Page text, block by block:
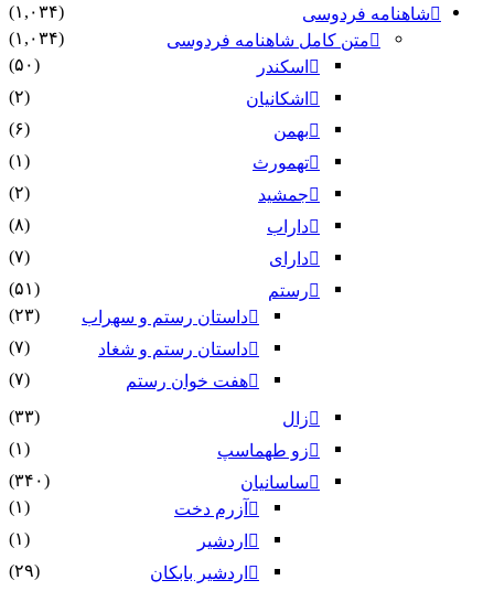
شاهنامه فردوسی
(۱,۰۳۴)
متن کامل شاهنامه فردوسی
(۱,۰۳۴)
اسکندر
(۵۰)
اشکانیان
(۲)
بهمن
(۶)
تهمورث
(۱)
جمشید
(۲)
داراب
(۸)
دارای
(۷)
رستم
(۵۱)
داستان رستم و سهراب
(۲۳)
داستان رستم و شغاد
(۷)
هفت خوان رستم‏
(۷)
زال
(۳۳)
زو طهماسپ‏
(۱)
ساسانیان
(۳۴۰)
آزرم دخت
(۱)
اردشیر
(۱)
اردشیر بابکان
(۲۹)